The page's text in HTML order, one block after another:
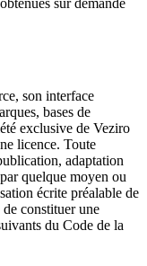
son interface
bases de
exclusive de Veziro
licence. Toute
adaptation
quelque moyen ou
écrite préalable de
constituer une
du Code de la